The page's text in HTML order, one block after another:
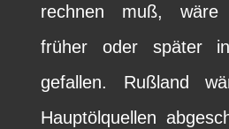
rechnen muß, wäre
früher oder später
gefallen. Rußland
Hauptölquellen